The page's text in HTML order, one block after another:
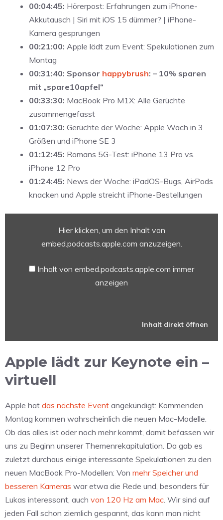
00:04:45: Hörerpost: Erfahrungen zum iPhone-
Akkutausch | Siri mit iOS 15 dümmer? | iPhone-
Kamera gesprungen
00:21:00: Apple lädt zum Event: Spekulationen zum
Montag
00:31:40: Sponsor happybrush: – 10% sparen
mit „spare10apfel“
00:33:30: MacBook Pro M1X: Alle Gerüchte
zusammengefasst
01:07:30: Gerüchte der Woche: Apple Wach in 3
Größen und iPhone SE 3
01:12:45: Romans 5G-Test: iPhone 13 Pro vs.
iPhone 12 Pro
01:24:45: News der Woche: iPadOS-Bugs, AirPods
knacken und Apple streicht iPhone-Bestellungen
embed.podcasts.apple.com
Hier klicken, um den Inhalt von
embed.podcasts.apple.com anzuzeigen.
Inhalt von embed.podcasts.apple.com immer
anzeigen
Inhalt direkt öffnen
Apple lädt zur Keynote ein –
virtuell
Apple hat das nächste Event angekündigt: Kommenden
Montag kommen wahrscheinlich die neuen Mac-Modelle.
Ob das alles ist oder noch mehr kommt, damit befassen wir
uns zu Beginn unserer Themenrekapitulation. Da gab es
zuletzt durchaus einige interessante Spekulationen zu den
neuen MacBook Pro-Modellen: Von mehr Speicher und
besseren Kameras war etwa die Rede und, besonders für
Lukas interessant, auch von 120 Hz am Mac . Wir sind auf
jeden Fall schon ziemlich gespannt, das kann man nicht